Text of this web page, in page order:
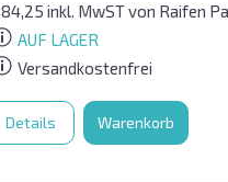
84,25 inkl. MwSTvon Raifen
AUF LAGER
Versandkostenfrei
Details Warenkorb